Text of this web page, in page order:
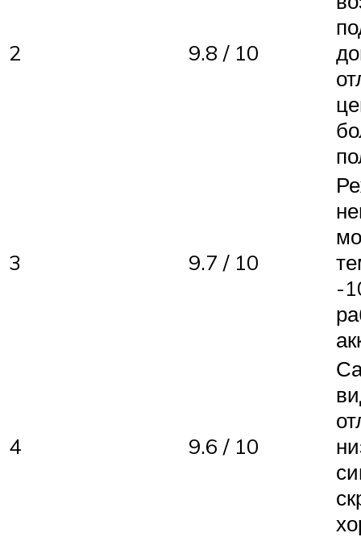
2 9.8 / 10
3 9.7 / 10
-
4 9.6 / 10